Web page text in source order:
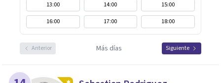
13:00 14:00
15:00
16:00
17:00 18:00
Anterior Más días Siguiente